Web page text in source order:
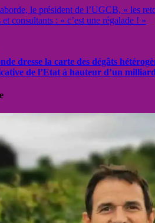
le président de l’UGCB, « les
consultants : « c’est une régalade ! »
dresse la carte des dégâts
de l’Etat à hauteur d’un